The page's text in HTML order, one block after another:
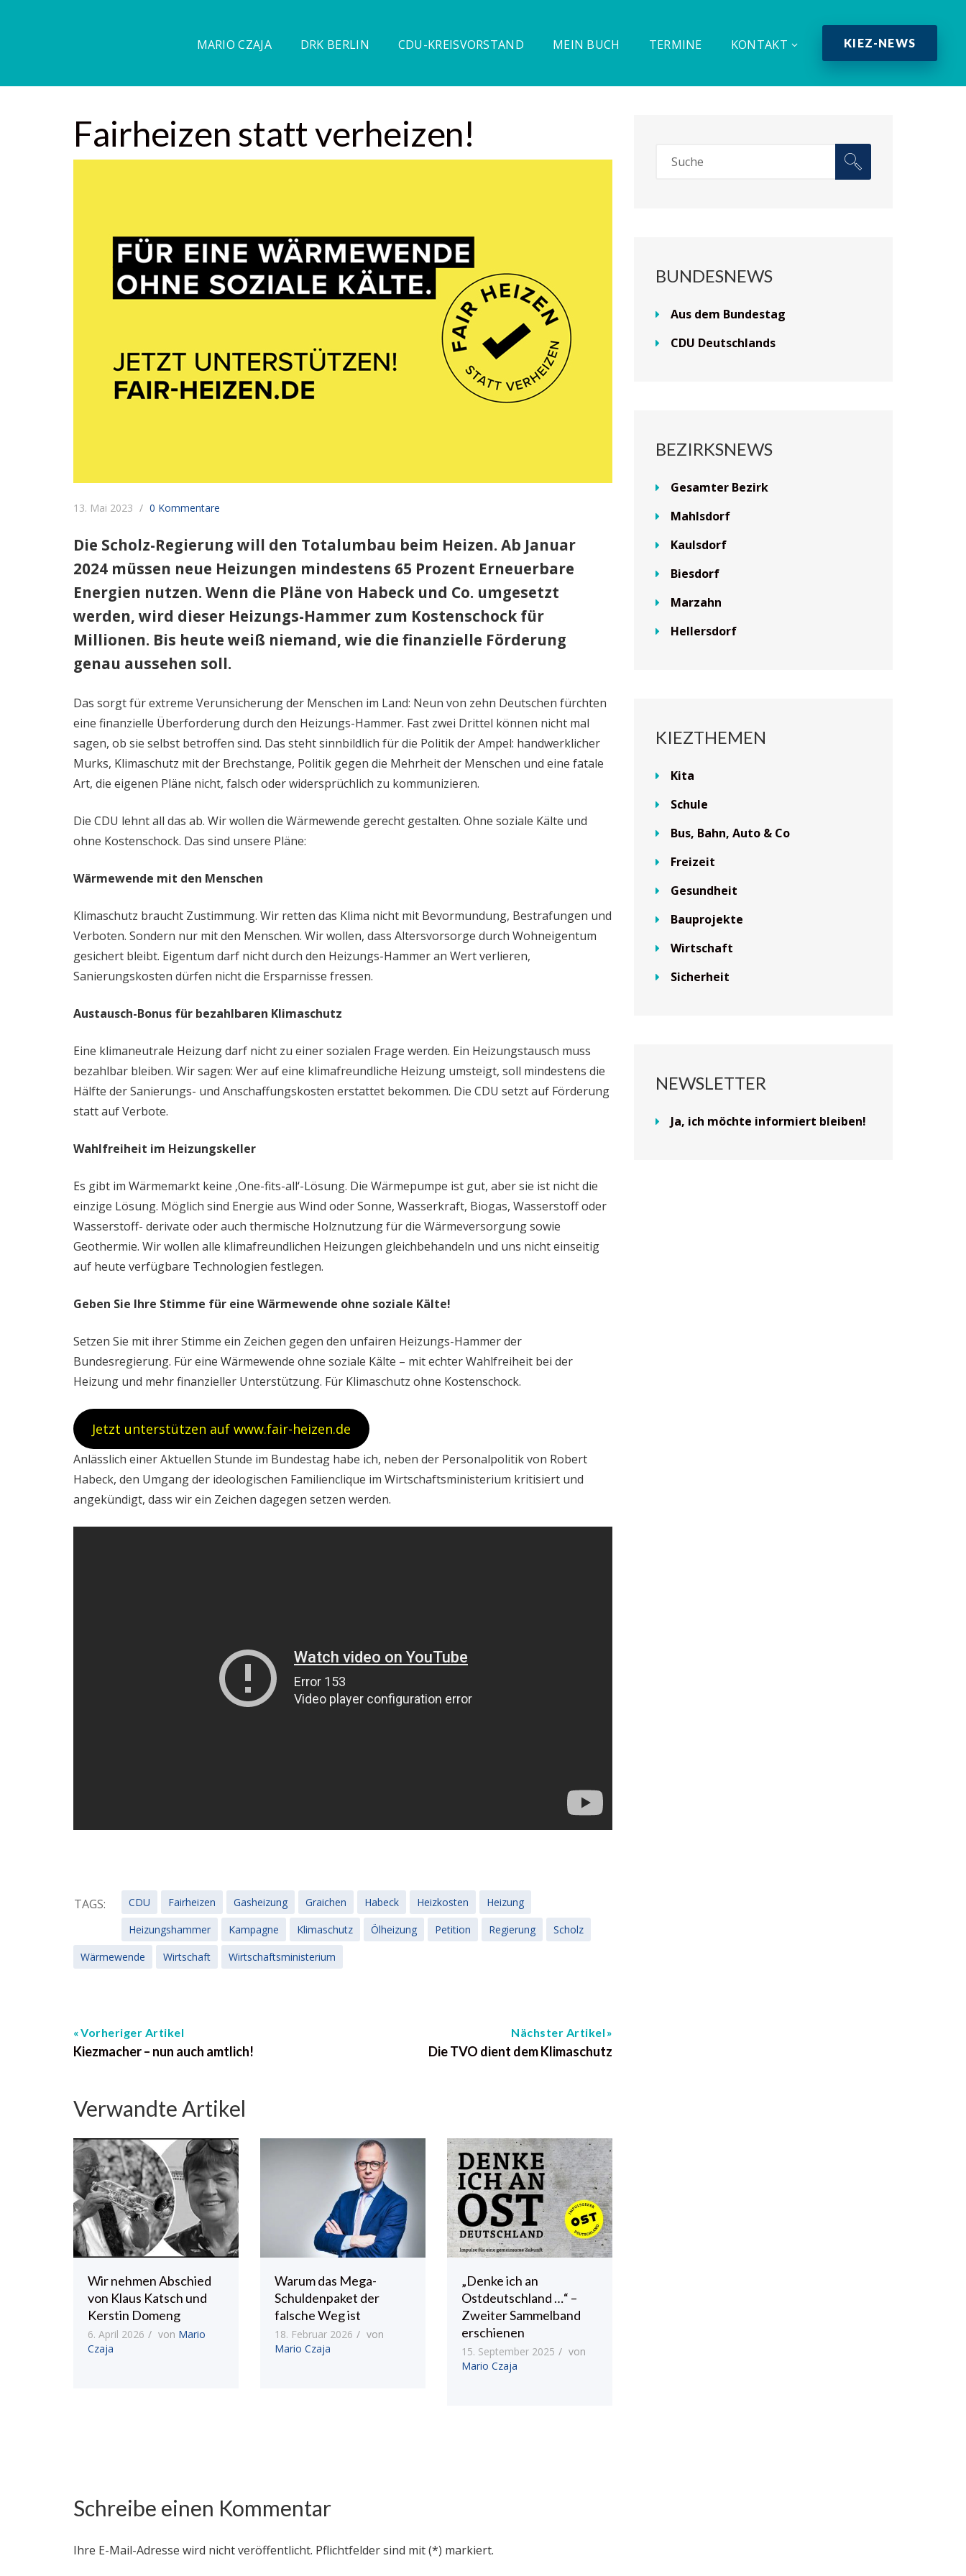
MARIO CZAJA DRK BERLIN CDU-KREISVORSTAND MEIN BUCH TERMINE KONTAKT KIEZ-NEWS
Fairheizen statt verheizen!
13. Mai 2023 0 Kommentare
Die Scholz-Regierung will den Totalumbau beim Heizen. Ab Januar
2024 müssen neue Heizungen mindestens 65 Prozent Erneuerbare
Energien nutzen. Wenn die Pläne von Habeck und Co. umgesetzt
werden, wird dieser Heizungs-Hammer zum Kostenschock für
Millionen. Bis heute weiß niemand, wie die finanzielle Förderung
genau aussehen soll.
Das sorgt für extreme Verunsicherung der Menschen im Land: Neun von zehn Deutschen fürchten
eine finanzielle Überforderung durch den Heizungs-Hammer. Fast zwei Drittel können nicht mal
sagen, ob sie selbst betroffen sind. Das steht sinnbildlich für die Politik der Ampel: handwerklicher
Murks, Klimaschutz mit der Brechstange, Politik gegen die Mehrheit der Menschen und eine fatale
Art, die eigenen Pläne nicht, falsch oder widersprüchlich zu kommunizieren.
Die CDU lehnt all das ab. Wir wollen die Wärmewende gerecht gestalten. Ohne soziale Kälte und
ohne Kostenschock. Das sind unsere Pläne:
Wärmewende mit den Menschen
Klimaschutz braucht Zustimmung. Wir retten das Klima nicht mit Bevormundung, Bestrafungen und
Verboten. Sondern nur mit den Menschen. Wir wollen, dass Altersvorsorge durch Wohneigentum
gesichert bleibt. Eigentum darf nicht durch den Heizungs-Hammer an Wert verlieren,
Sanierungskosten dürfen nicht die Ersparnisse fressen.
Austausch-Bonus für bezahlbaren Klimaschutz
Eine klimaneutrale Heizung darf nicht zu einer sozialen Frage werden. Ein Heizungstausch muss
bezahlbar bleiben. Wir sagen: Wer auf eine klimafreundliche Heizung umsteigt, soll mindestens die
Hälfte der Sanierungs- und Anschaffungskosten erstattet bekommen. Die CDU setzt auf Förderung
statt auf Verbote.
Wahlfreiheit im Heizungskeller
Es gibt im Wärmemarkt keine ‚One-fits-all‘-Lösung. Die Wärmepumpe ist gut, aber sie ist nicht die
einzige Lösung. Möglich sind Energie aus Wind oder Sonne, Wasserkraft, Biogas, Wasserstoff oder
Wasserstoff- derivate oder auch thermische Holznutzung für die Wärmeversorgung sowie
Geothermie. Wir wollen alle klimafreundlichen Heizungen gleichbehandeln und uns nicht einseitig
auf heute verfügbare Technologien festlegen.
Geben Sie Ihre Stimme für eine Wärmewende ohne soziale Kälte!
Setzen Sie mit ihrer Stimme ein Zeichen gegen den unfairen Heizungs-Hammer der
Bundesregierung. Für eine Wärmewende ohne soziale Kälte – mit echter Wahlfreiheit bei der
Heizung und mehr finanzieller Unterstützung. Für Klimaschutz ohne Kostenschock.
Jetzt unterstützen auf www.fair-heizen.de
Anlässlich einer Aktuellen Stunde im Bundestag habe ich, neben der Personalpolitik von Robert
Habeck, den Umgang der ideologischen Familienclique im Wirtschaftsministerium kritisiert und
angekündigt, dass wir ein Zeichen dagegen setzen werden.
TAGS: CDU Fairheizen Gasheizung Graichen Habeck Heizkosten
Heizung
Heizungshammer
Kampagne Klimaschutz Ölheizung Petition Regierung
Scholz
Wärmewende
Wirtschaft Wirtschaftsministerium
Vorheriger Artikel
Kiezmacher – nun auch amtlich!
Nächster Artikel
Die TVO dient dem Klimaschutz
Verwandte Artikel
Wir nehmen Abschied
von Klaus Katsch und
Kerstin Domeng
6. April 2026 von Mario
Czaja
Warum das Mega-
Schuldenpaket der
falsche Weg ist
18. Februar 2026
von
Mario Czaja
„Denke ich an
Ostdeutschland …“ –
Zweiter Sammelband
erschienen
15. September 2025
von
Mario Czaja
Schreibe einen Kommentar
Ihre E-Mail-Adresse wird nicht veröffentlicht. Pflichtfelder sind mit (*) markiert.
BUNDESNEWS
Aus dem Bundestag
CDU Deutschlands
BEZIRKSNEWS
Gesamter Bezirk
Mahlsdorf
Kaulsdorf
Biesdorf
Marzahn
Hellersdorf
KIEZTHEMEN
Kita
Schule
Bus, Bahn, Auto & Co
Freizeit
Gesundheit
Bauprojekte
Wirtschaft
Sicherheit
NEWSLETTER
Ja, ich möchte informiert bleiben!